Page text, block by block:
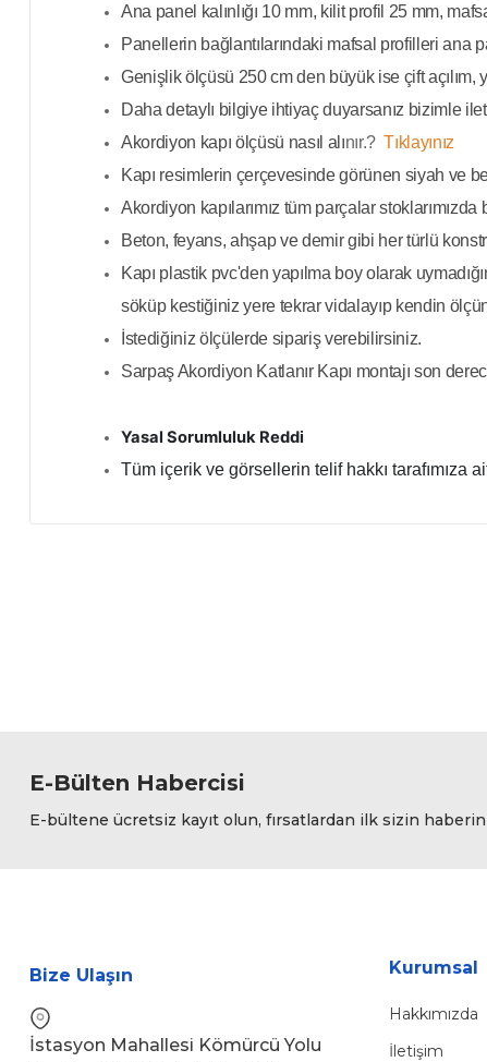
Ana panel kalınlığı 10 mm, kilit profil 25 mm,
Panellerin bağlantılarındaki mafsal profilleri ana
Genişlik ölçüsü 250 cm den büyük ise çift
Daha detaylı bilgiye ihtiyaç duyarsanız bizimle
Akordiyon kapı ölçüsü nasıl alınır.? Tıklayınız
Kapı resimlerin çerçevesinde görünen siyah ve
Akordiyon kapılarımız tüm parçalar
Beton, feyans, ahşap ve demir gibi her türlü
Kapı plastik pvc'den yapılma boy olarak
söküp kestiğiniz yere tekrar vidalayıp kendin
İstediğiniz ölçülerde sipariş verebilirsiniz.
Sarpaş Akordiyon Katlanır Kapı montajı son
Yasal Sorumluluk Reddi
Tüm içerik ve görsellerin telif hakkı tarafımıza
Bu ürüne benzer farklı alternatifler olmalı.
E-Bülten Habercisi
E-bültene ücretsiz kayıt olun, fırsatlardan ilk sizin
Bize Ulaşın
İstasyon Mahallesi Kömürcü Yolu
Kurumsal
Hakkımızda
İletişim